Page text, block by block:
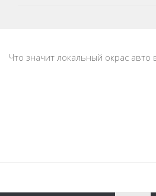
Что значит локальный окрас авто